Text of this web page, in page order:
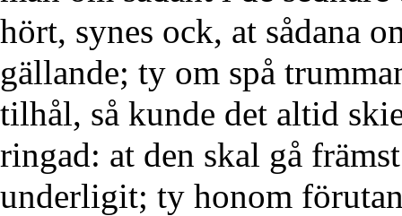
hört, synes ock, at sådana
gällande; ty om spå
tilhål, så kunde det altid
ringad: at den skal gå
underligit; ty honom